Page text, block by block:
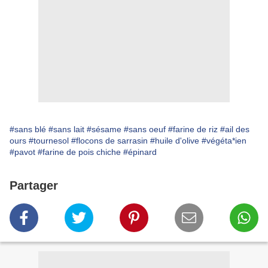
#sans blé #sans lait #sésame #sans oeuf #farine de riz #ail des
ours #tournesol #flocons de sarrasin #huile d'olive #végéta*ien
#pavot #farine de pois chiche #épinard
Partager